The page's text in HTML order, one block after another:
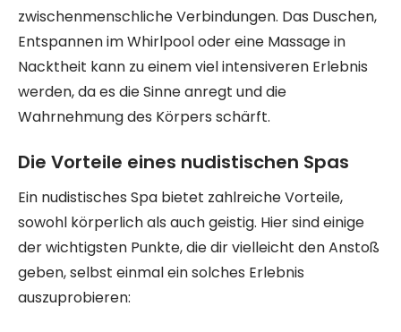
zwischenmenschliche Verbindungen. Das Duschen,
Entspannen im Whirlpool oder eine Massage in
Nacktheit kann zu einem viel intensiveren Erlebnis
werden, da es die Sinne anregt und die
Wahrnehmung des Körpers schärft.
Die Vorteile eines nudistischen Spas
Ein nudistisches Spa bietet zahlreiche Vorteile,
sowohl körperlich als auch geistig. Hier sind einige
der wichtigsten Punkte, die dir vielleicht den Anstoß
geben, selbst einmal ein solches Erlebnis
auszuprobieren: